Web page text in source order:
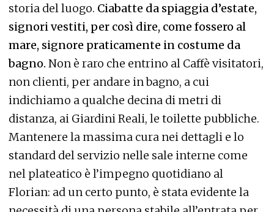
storia del luogo. Ciabatte da spiaggia d’estate,
signori vestiti, per così dire, come fossero al
mare, signore praticamente in costume da
bagno. Non è raro che entrino al Caffè visitatori,
non clienti, per andare in bagno, a cui
indichiamo a qualche decina di metri di
distanza, ai Giardini Reali, le toilette pubbliche.
Mantenere la massima cura nei dettagli e lo
standard del servizio nelle sale interne come
nel plateatico è l’impegno quotidiano al
Florian: ad un certo punto, è stata evidente la